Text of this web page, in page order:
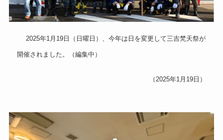
2025年1月19日（日曜日）、今年は日を変更して三吉梵天祭が
開催されました。（編集中）
（2025年1月19日）